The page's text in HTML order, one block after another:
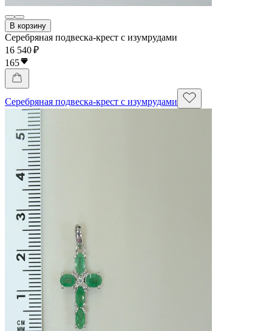
В корзину
Серебряная подвеска-крест с изумрудами
16 540 ₽
165
Серебряная подвеска-крест с изумрудами